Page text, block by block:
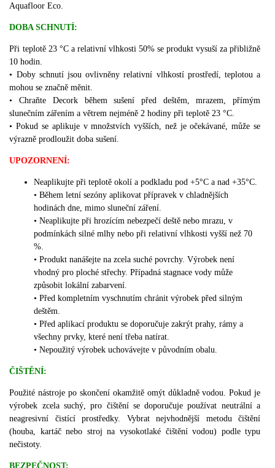
Aquafloor Eco.
DOBA SCHNUTÍ:
Při teplotě 23 °C a relativní vlhkosti 50% se produkt vysuší za přibližně
10 hodin.
• Doby schnutí jsou ovlivněny relativní vlhkostí prostředí, teplotou a
mohou se značně měnit.
•Chraňte Decork během sušení před deštěm, mrazem, přímým
slunečním zářením a větrem nejméně 2 hodiny při teplotě 23 °C.
•Pokud se aplikuje v množstvích vyšších, než je očekávané, může se
výrazně prodloužit doba sušení.
UPOZORNENÍ:
Neaplikujte při teplotě okolí a podkladu pod +5°C a nad +35°C.
•Během letní sezóny aplikovat přípravek v chladnějších
hodinách dne, mimo sluneční záření.
•Neaplikujte při hrozícím nebezpečí deště nebo mrazu, v
podmínkách silné mlhy nebo při relativní vlhkosti vyšší než 70
%.
•Produkt nanášejte na zcela suché povrchy. Výrobek není
vhodný pro ploché střechy. Případná stagnace vody může
způsobit lokální zabarvení.
•Před kompletním vyschnutím chránit výrobek před silným
deštěm.
•Před aplikací produktu se doporučuje zakrýt prahy, rámy a
všechny prvky, které není třeba natírat.
•Nepoužitý výrobek uchovávejte v původním obalu.
ČIŠTĚNÍ:
Použité nástroje po skončení okamžitě omýt důkladně vodou.Pokud je
výrobek zcela suchý, pro čištění se doporučuje používat neutrální a
neagresivní čistící prostředky.
Vybrat nejvhodnější metodu čištění
(houba, kartáč nebo stroj na vysokotlaké čištění vodou) podle typu
nečistoty.
BEZPEČNOST: